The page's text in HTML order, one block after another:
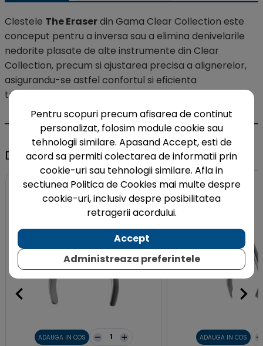
Clestele The Eraserdin Gama Clear Collection este
conceput pentru a inversa sau a elimina denivelarile
nedorite plasate de alte instrumente din Clear
Collection, precum si ajustarea precisa a alignerelor,
asigurandu-se astfel confortul si eficienta
tratamentului ortodontic.
Din aceeasi categorie
ADAUGA IN COS ADAUGA IN COS
Pentru scopuri precum afisarea de continut
personalizat, folosim module cookie sau
tehnologii similare. Apasand Accept, esti de
acord sa permiti colectarea de informatii prin
cookie-uri sau tehnologii similare. Afla in
sectiunea Politica de Cookies mai multe despre
cookie-uri, inclusiv despre posibilitatea
retragerii acordului.
Accept
Administreaza preferintele